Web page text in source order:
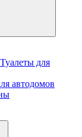
Туалеты для
автодомов